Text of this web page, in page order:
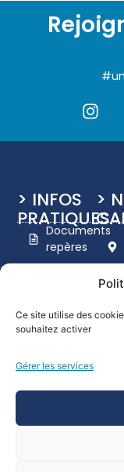
Ce site utilise des
souhaitez activer
Gérer les services
>
> INFOS
PRATIQUES
Documents
repères
graphique
Nous
Handicap